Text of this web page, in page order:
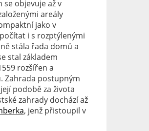
se objevuje až v
areály
jako v
i s rozptýlenými
stála řada domů a
stal základem
rozšířen a
Zahrada postupným
podobě za života
zahrady dochází až
, jenž přistoupil v